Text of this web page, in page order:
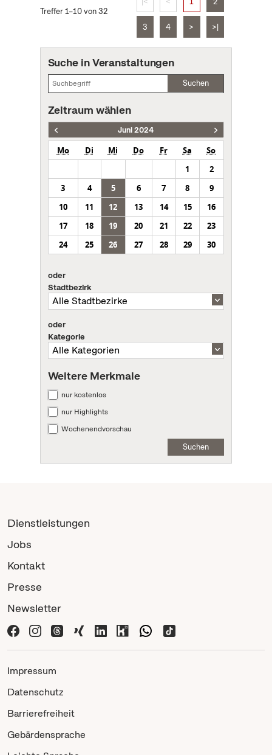
Treffer 1–10 von 32
3 4 > >|
Suche in Veranstaltungen
Suchen
Zeitraum wählen
Juni 2024
Mo Di Mi Do Fr Sa
So
1
2
3
4 5 6 7 8
9
10
11 12 13 14 15
16
17
18 19 20 21 22
23
24
25 26 27 28 29 30
oder
Stadtbezirk
oder
Kategorie
Weitere Merkmale
nur kostenlos
nur Highlights
Wochenendvorschau
Suchen
Dienstleistungen
Jobs
Kontakt
Presse
Newsletter
Impressum
Datenschutz
Barrierefreiheit
Gebärdensprache